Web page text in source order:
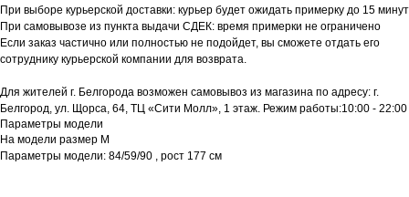
При выборе курьерской доставки: курьер будет ожидать примерку до 15 минут
При самовывозе из пункта выдачи СДЕК: время примерки не ограничено
Если заказ частично или полностью не подойдет, вы сможете отдать его
сотруднику курьерской компании для возврата.
Для жителей г. Белгорода возможен самовывоз из магазина по адресу: г.
Белгород, ул. Щорса, 64, ТЦ «Сити Молл», 1 этаж. Режим работы:10:00 - 22:00
Параметры модели
На модели размер М
Параметры модели: 84/59/90 , рост 177 см